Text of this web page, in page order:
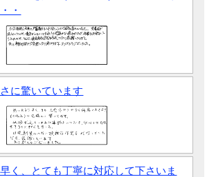
・
に驚いています
く、とても丁寧に対応して下さいま